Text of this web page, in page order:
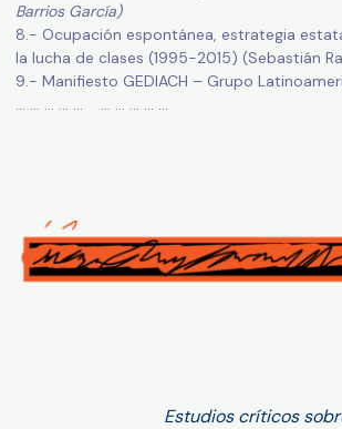
Barrios García)
8.- Ocupación espontánea, estrategia
la lucha de clases (1995-2015) (Sebastián
9.- Manifiesto GEDIACH – Grupo
… … … … … … … … … …
Estudios críticos